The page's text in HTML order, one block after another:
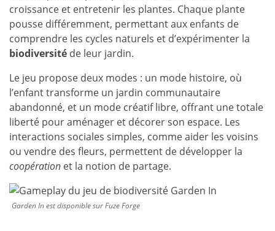
croissance et entretenir les plantes. Chaque plante
pousse différemment, permettant aux enfants de
comprendre les cycles naturels et d’expérimenter la
biodiversité de leur jardin.
Le jeu propose deux modes : un mode histoire, où
l’enfant transforme un jardin communautaire
abandonné, et un mode créatif libre, offrant une totale
liberté pour aménager et décorer son espace. Les
interactions sociales simples, comme aider les voisins
ou vendre des fleurs, permettent de développer la
coopération et la notion de partage.
Garden In est disponible sur Fuze Forge